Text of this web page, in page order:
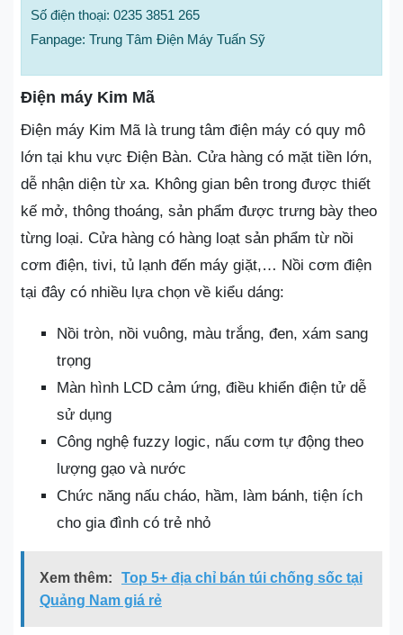
Số điện thoại: 0235 3851 265
Fanpage: Trung Tâm Điện Máy Tuấn Sỹ
Điện máy Kim Mã
Điện máy Kim Mã là trung tâm điện máy có quy mô
lớn tại khu vực Điện Bàn. Cửa hàng có mặt tiền lớn,
dễ nhận diện từ xa. Không gian bên trong được thiết
kế mở, thông thoáng, sản phẩm được trưng bày theo
từng loại. Cửa hàng có hàng loạt sản phẩm từ nồi
cơm điện, tivi, tủ lạnh đến máy giặt,… Nồi cơm điện
tại đây có nhiều lựa chọn về kiểu dáng:
Nồi tròn, nồi vuông, màu trắng, đen, xám sang
trọng
Màn hình LCD cảm ứng, điều khiển điện tử dễ
sử dụng
Công nghệ fuzzy logic, nấu cơm tự động theo
lượng gạo và nước
Chức năng nấu cháo, hầm, làm bánh, tiện ích
cho gia đình có trẻ nhỏ
Xem thêm:
Top 5+ địa chỉ bán túi chống sốc tại
Quảng Nam giá rẻ